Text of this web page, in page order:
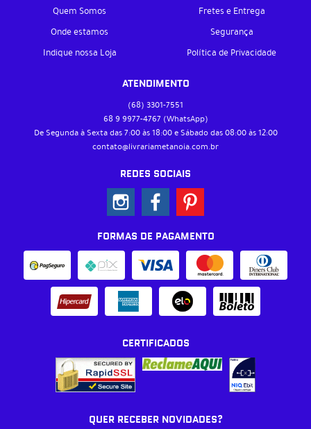
Quem Somos
Onde estamos
Indique nossa Loja
Fretes e Entrega
Segurança
Política de Privacidade
ATENDIMENTO
(68) 3301-7551
68 9 9977-4767 (WhatsApp)
De Segunda à Sexta das 7:00 às 18:00 e Sábado das 08:00 às 12:00
contato@livrariametanoia.com.br
REDES SOCIAIS
FORMAS DE PAGAMENTO
CERTIFICADOS
QUER RECEBER NOVIDADES?